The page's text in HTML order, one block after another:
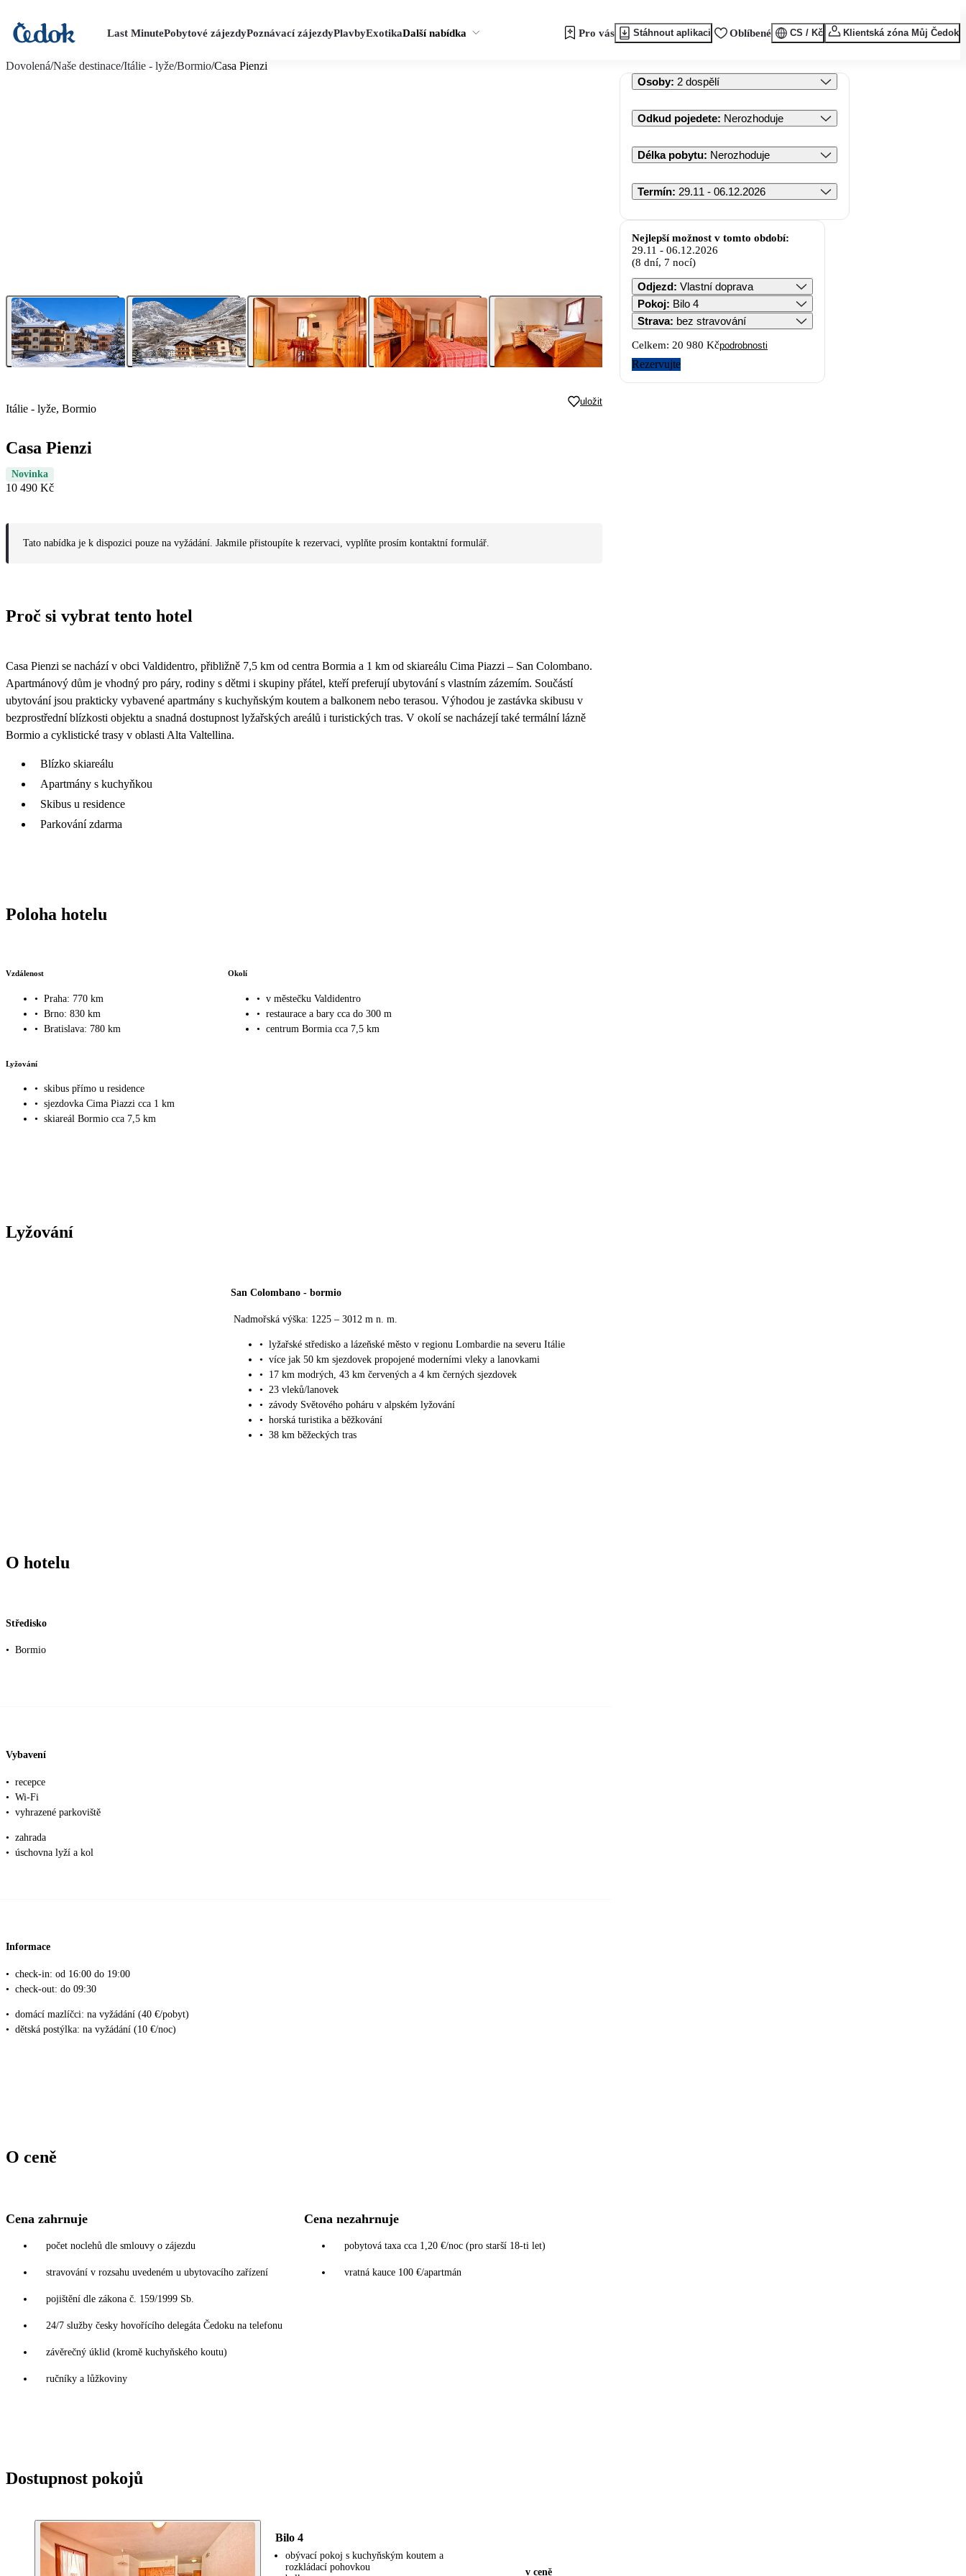
Last MinutePobytové zájezdyPoznávací zájezdyPlavbyExotikaDalší nabídka Pro vás Stáhnout aplikaci Oblíbené CS / Kč Klientská zóna Můj Čedok
Dovolená/Naše destinace/Itálie - lyže/Bormio/Casa Pienzi
Itálie - lyže, Bormio
uložit
Casa Pienzi
Novinka
10 490 Kč
Tato nabídka je k dispozici pouze na vyžádání. Jakmile přistoupíte k rezervaci, vyplňte prosím kontaktní formulář.
Proč si vybrat tento hotel
Casa Pienzi se nachází v obci Valdidentro, přibližně 7,5 km od centra Bormia a 1 km od skiareálu Cima Piazzi – San Colombano.
Apartmánový dům je vhodný pro páry, rodiny s dětmi i skupiny přátel, kteří preferují ubytování s vlastním zázemím. Součástí
ubytování jsou prakticky vybavené apartmány s kuchyňským koutem a balkonem nebo terasou. Výhodou je zastávka skibusu v
bezprostřední blízkosti objektu a snadná dostupnost lyžařských areálů i turistických tras. V okolí se nacházejí také termální lázně
Bormio a cyklistické trasy v oblasti Alta Valtellina.
Blízko skiareálu
Apartmány s kuchyňkou
Skibus u residence
Parkování zdarma
Poloha hotelu
Vzdálenost
• Praha: 770 km
• Brno: 830 km
• Bratislava: 780 km
Okolí
• v městečku Valdidentro
• restaurace a bary cca do 300 m
• centrum Bormia cca 7,5 km
Lyžování
• skibus přímo u residence
• sjezdovka Cima Piazzi cca 1 km
• skiareál Bormio cca 7,5 km
Lyžování
San Colombano - bormio
Nadmořská výška: 1225 – 3012 m n. m.
• lyžařské středisko a lázeňské město v regionu Lombardie na severu Itálie
• více jak 50 km sjezdovek propojené moderními vleky a lanovkami
•
17 km modrých, 43 km červených a 4 km černých sjezdovek
• 23 vleků/lanovek
• závody Světového poháru v alpském lyžování
• horská turistika a běžkování
• 38 km běžeckých tras
O hotelu
Středisko
• Bormio
Vybavení
• recepce
• Wi-Fi
• vyhrazené parkoviště
• zahrada
• úschovna lyží a kol
Informace
• check-in: od 16:00 do 19:00
• check-out: do 09:30
• domácí mazlíčci: na vyžádání (40 €/pobyt)
• dětská postýlka: na vyžádání (10 €/noc)
O ceně
Cena zahrnuje
počet noclehů dle smlouvy o zájezdu
stravování v rozsahu uvedeném u ubytovacího zařízení
pojištění dle zákona č. 159/1999 Sb.
24/7 služby česky hovořícího delegáta Čedoku na telefonu
závěrečný úklid (kromě kuchyňského koutu)
ručníky a lůžkoviny
Cena nezahrnuje
pobytová taxa cca 1,20 €/noc (pro starší 18-ti let)
vratná kauce 100 €/apartmán
Dostupnost pokojů
Bilo 4
obývací pokoj s kuchyňským koutem a
rozkládací pohovkou
v ceně
Osoby: 2 dospělí
Odkud pojedete: Nerozhoduje
Délka pobytu: Nerozhoduje
Termín: 29.11 - 06.12.2026
Nejlepší možnost v tomto období:
29.11 - 06.12.2026
(8 dní, 7 nocí)
Odjezd: Vlastní doprava
Pokoj: Bilo 4
Strava: bez stravování
Celkem: 20 980 Kčpodrobnosti
Rezervujte